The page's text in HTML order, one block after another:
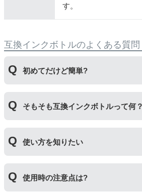
す。
互換インクボトルのよくある質問
初めてだけど簡単?
をしているフィルムを直接カッタ
工程があります。そのため純正品
そもそも互換インクボトルって何？
いる互換品です。サードパーティ
われます。開発コストが低いため
使い方を知りたい
互換ボトルのフタを外す③封され
て穴を開ける④フタを取り付けて
使用時の注意点は?